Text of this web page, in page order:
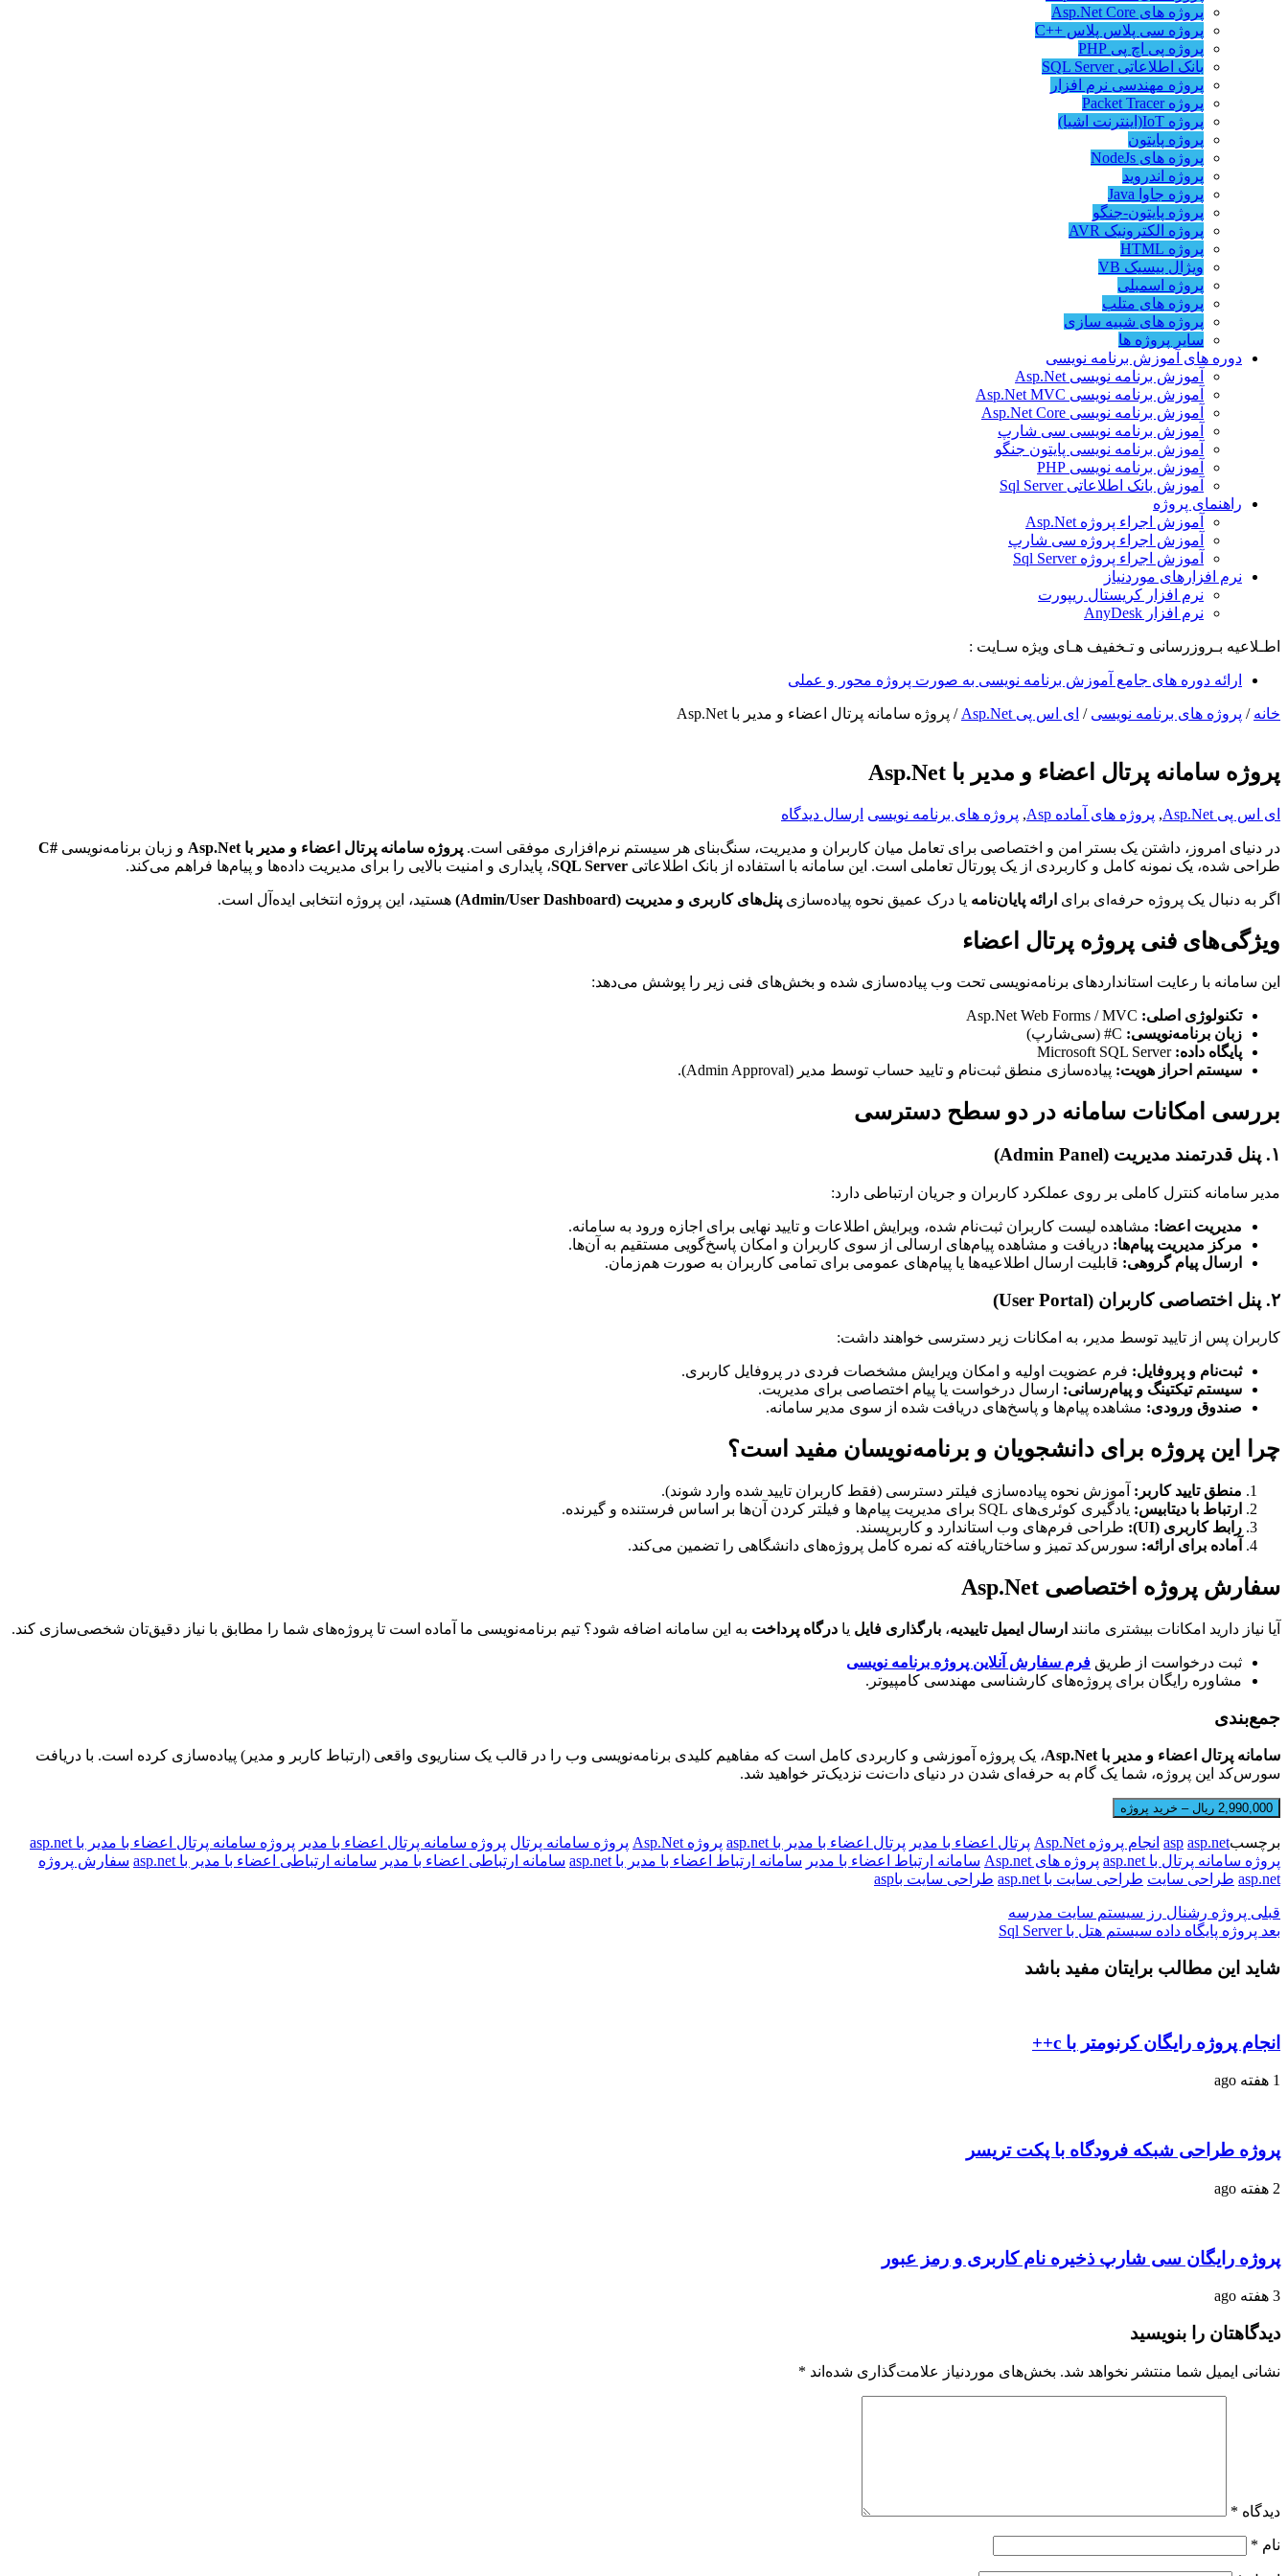
پروژه های Asp.Net Core
پروژه سی پلاس پلاس ++C
پروژه پی اچ پی PHP
بانک اطلاعاتی SQL Server
پروژه مهندسی نرم افزار
پروژه Packet Tracer
پروژه IoT(اینترنت اشیا)
پروژه پایتون
پروژه های NodeJs
پروژه اندروید
پروژه جاوا Java
پروژه پایتون-جنگو
پروژه الکترونیک AVR
پروژه HTML
ویژال بیسیک VB
پروژه اسمبلی
پروژه های متلب
پروژه های شبیه سازی
سایر پروژه ها
دوره های آموزش برنامه نویسی
آموزش برنامه نویسی Asp.Net
آموزش برنامه نویسی Asp.Net MVC
آموزش برنامه نویسی Asp.Net Core
آموزش برنامه نویسی سی شارپ
آموزش برنامه نویسی پایتون جنگو
آموزش برنامه نویسی PHP
آموزش بانک اطلاعاتی Sql Server
راهنمای پروژه
آموزش اجراء پروژه Asp.Net
آموزش اجراء پروژه سی شارپ
آموزش اجراء پروژه Sql Server
نرم افزارهای موردنیاز
نرم افزار کریستال ریپورت
نرم افزار AnyDesk
اطـلاعیه بـروزرسانی و تـخفیف هـای ویژه سـایت :
ارائه دوره های جامع آموزش برنامه نویسی به صورت پروژه محور و عملی
خانه / پروژه های برنامه نویسی / ای اس پی Asp.Net / پروژه سامانه پرتال اعضاء و مدیر با Asp.Net
پروژه سامانه پرتال اعضاء و مدیر با Asp.Net
ای اس پی Asp.Net , پروژه های آماده Asp , پروژه های برنامه نویسی ارسال دیدگاه
در دنیای امروز، داشتن یک بستر امن و اختصاصی برای تعامل میان کاربران و مدیریت، سنگ‌بنای هر سیستم نرم‌افزاری موفقی است. پروژه سامانه پرتال اعضاء و مدیر با Asp.Net و زبان برنامه‌نویسی #C
طراحی شده، یک نمونه کامل و کاربردی از یک پورتال تعاملی است. این سامانه با استفاده از بانک اطلاعاتی SQL Server، پایداری و امنیت بالایی را برای مدیریت داده‌ها و پیام‌ها فراهم می‌کند.
اگر به دنبال یک پروژه حرفه‌ای برای ارائه پایان‌نامه یا درک عمیق نحوه پیاده‌سازی پنل‌های کاربری و مدیریت (Admin/User Dashboard) هستید، این پروژه انتخابی ایده‌آل است.
ویژگی‌های فنی پروژه پرتال اعضاء
این سامانه با رعایت استانداردهای برنامه‌نویسی تحت وب پیاده‌سازی شده و بخش‌های فنی زیر را پوشش می‌دهد:
تکنولوژی اصلی:
زبان برنامه‌نویسی:
پایگاه داده: Microsoft SQL Server
سیستم احراز هویت: پیاده‌سازی منطق ثبت‌نام و تایید حساب توسط مدیر (Admin Approval).
بررسی امکانات سامانه در دو سطح دسترسی
۱. پنل قدرتمند مدیریت (Admin Panel)
مدیر سامانه کنترل کاملی بر روی عملکرد کاربران و جریان ارتباطی دارد:
مدیریت اعضا: مشاهده لیست کاربران ثبت‌نام شده، ویرایش اطلاعات و تایید نهایی برای اجازه ورود به سامانه.
مرکز مدیریت پیام‌ها: دریافت و مشاهده پیام‌های ارسالی از سوی کاربران و امکان پاسخ‌گویی مستقیم به آن‌ها.
ارسال پیام گروهی: قابلیت ارسال اطلاعیه‌ها یا پیام‌های عمومی برای تمامی کاربران به صورت هم‌زمان.
۲. پنل اختصاصی کاربران (User Portal)
کاربران پس از تایید توسط مدیر، به امکانات زیر دسترسی خواهند داشت:
ثبت‌نام و پروفایل: فرم عضویت اولیه و امکان ویرایش مشخصات فردی در پروفایل کاربری.
سیستم تیکتینگ و پیام‌رسانی: ارسال درخواست یا پیام اختصاصی برای مدیریت.
صندوق ورودی: مشاهده پیام‌ها و پاسخ‌های دریافت شده از سوی مدیر سامانه.
چرا این پروژه برای دانشجویان و برنامه‌نویسان مفید است؟
منطق تایید کاربر: آموزش نحوه پیاده‌سازی فیلتر دسترسی (فقط کاربران تایید شده وارد شوند).
ارتباط با دیتابیس: یادگیری کوئری‌های SQL برای مدیریت پیام‌ها و فیلتر کردن آن‌ها بر اساس فرستنده و گیرنده.
رابط کاربری (UI):
طراحی فرم‌های وب استاندارد و کاربرپسند.
آماده برای ارائه: سورس‌کد تمیز و ساختاریافته که نمره کامل پروژه‌های دانشگاهی را تضمین می‌کند.
سفارش پروژه اختصاصی Asp.Net
آیا نیاز دارید امکانات بیشتری مانند ارسال ایمیل تاییدیه، بارگذاری فایل یا درگاه پرداخت به این سامانه اضافه شود؟ تیم برنامه‌نویسی ما آماده است تا پروژه‌های شما را مطابق با نیاز دقیق‌تان شخصی‌سازی کند.
ثبت درخواست از طریق فرم سفارش آنلاین پروژه برنامه نویسی
مشاوره رایگان برای پروژه‌های کارشناسی مهندسی کامپیوتر.
جمع‌بندی
سامانه پرتال اعضاء و مدیر با Asp.Net
، یک پروژه آموزشی و کاربردی کامل است که مفاهیم کلیدی برنامه‌نویسی وب را در قالب یک سناریوی واقعی (ارتباط کاربر و مدیر) پیاده‌سازی کرده است. با دریافت
سورس‌کد این پروژه، شما یک گام به حرفه‌ای شدن در دنیای دات‌نت نزدیک‌تر خواهید شد.
2,990,000 ریال – خرید پروژه
برچسب asp asp.net انجام پروژه Asp.Net پرتال اعضاء با مدیر پرتال اعضاء با مدیر با asp.net پروژه Asp.Net پروژه سامانه پرتال پروژه سامانه پرتال اعضاء با مدیر پروژه سامانه پرتال اعضاء با مدیر با asp.net
پروژه سامانه پرتال با asp.net
پروژه های Asp.net سامانه ارتباط اعضاء با مدیر سامانه ارتباط اعضاء با مدیر با asp.net سامانه ارتباطی اعضاء با مدیر سامانه ارتباطی اعضاء با مدیر با asp.net
سفارش پروژه
asp.net طراحی سایت طراحی سایت با asp.net طراحی سایت باasp
قبلی پروژه رشنال رز سیستم سایت مدرسه
بعد پروژه پایگاه داده سیستم هتل با Sql Server
شاید این مطالب برایتان مفید باشد
انجام پروژه رایگان کرنومتر با c++
1 هفته ago
پروژه طراحی شبکه فرودگاه با پکت تریسر
2 هفته ago
پروژه رایگان سی شارپ ذخیره نام کاربری و رمز عبور
3 هفته ago
دیدگاهتان را بنویسید
نشانی ایمیل شما منتشر نخواهد شد. بخش‌های موردنیاز علامت‌گذاری شده‌اند *
دیدگاه *
نام *